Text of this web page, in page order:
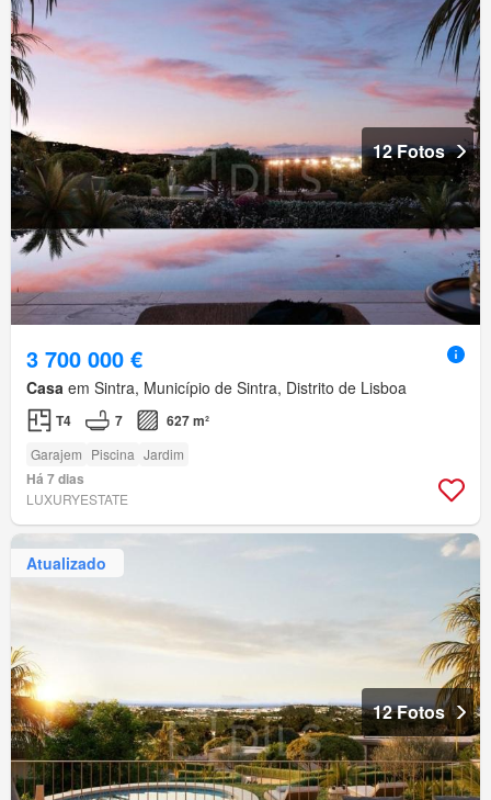
12 Fotos
3 700 000 €
Casa em Sintra, Município de Sintra, Distrito de Lisboa
T4 7 627 m²
Garajem Piscina Jardim
Há 7 dias
LUXURYESTATE
Atualizado
12 Fotos